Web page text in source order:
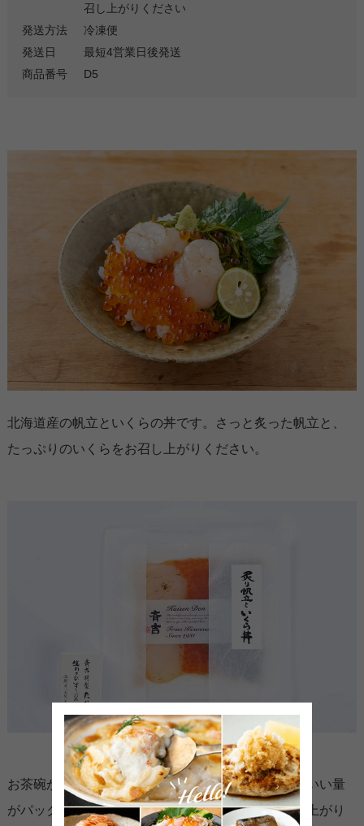
召し上がりください
発送方法
冷凍便
発送日
最短4営業日後発送
商品番号
D5
北海道産の帆立といくらの丼です。さっと炙った帆立と、
たっぷりのいくらをお召し上がりください。
お茶碗か小さめの丼でひとり分の海鮮丼にちょうどいい量
がパックしてあります。流水解凍でそのままお召し上がり